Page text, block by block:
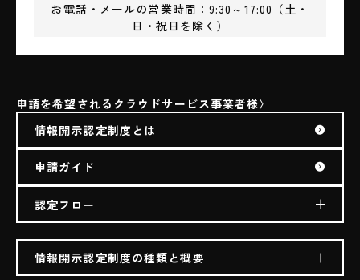
お電話・メールの営業時間：9:30～17:00（土・
日・祝日を除く）
申請を希望されるクラウドサービス事業者様
情報開示認定制度とは
申請ガイド
認定フロー
情報開示認定制度の種類と概要